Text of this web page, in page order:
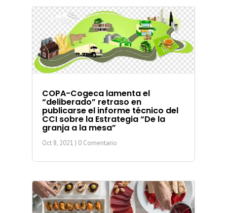
COPA-Cogeca lamenta el
“deliberado” retraso en
publicarse el informe técnico del
CCI sobre la Estrategia “De la
granja a la mesa”
Oct 8, 2021 | 0 Comentario